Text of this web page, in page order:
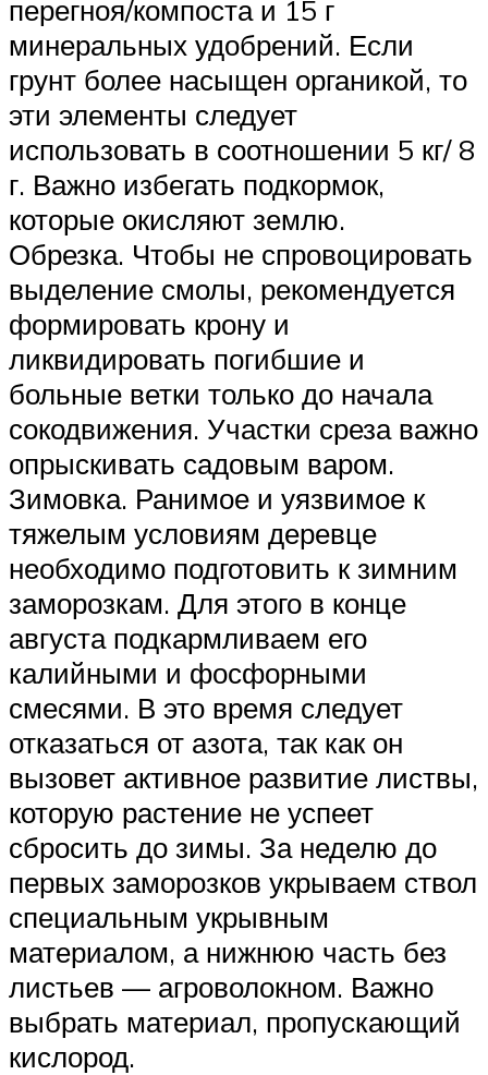
перегноя/компоста и 15 г
минеральных удобрений. Если
грунт более насыщен органикой, то
эти элементы следует
использовать в соотношении 5 кг/ 8
г. Важно избегать подкормок,
которые окисляют землю.
Обрезка. Чтобы не спровоцировать
выделение смолы, рекомендуется
формировать крону и
ликвидировать погибшие и
больные ветки только до начала
сокодвижения. Участки среза важно
опрыскивать садовым варом.
Зимовка. Ранимое и уязвимое к
тяжелым условиям деревце
необходимо подготовить к зимним
заморозкам. Для этого в конце
августа подкармливаем его
калийными и фосфорными
смесями. В это время следует
отказаться от азота, так как он
вызовет активное развитие листвы,
которую растение не успеет
сбросить до зимы. За неделю до
первых заморозков укрываем ствол
специальным укрывным
материалом, а нижнюю часть без
листьев — агроволокном. Важно
выбрать материал, пропускающий
кислород.